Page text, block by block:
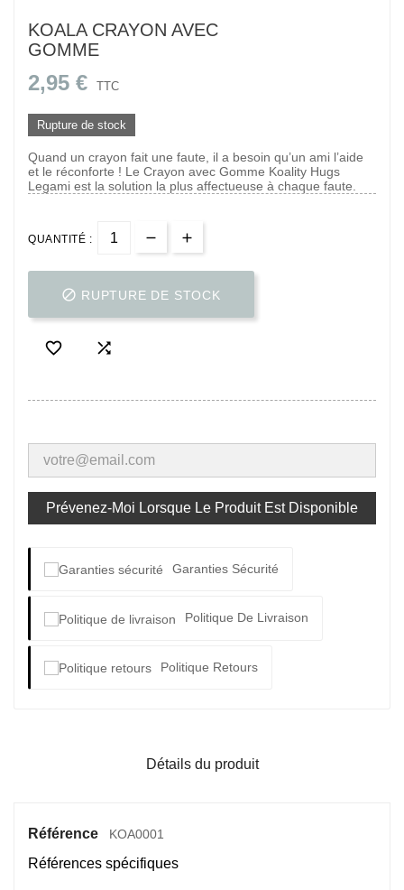
KOALA CRAYON AVEC
GOMME
2,95 € TTC
Rupture de stock
Quand un crayon fait une faute, il a besoin qu’un ami l’aide
et le réconforte ! Le Crayon avec Gomme Koality Hugs
Legami est la solution la plus affectueuse à chaque faute.
QUANTITÉ :
 RUPTURE DE STOCK
 
Prévenez-Moi Lorsque Le Produit Est Disponible
Garanties Sécurité
Politique De Livraison
Politique Retours
Détails du produit
Référence KOA0001
Références spécifiques